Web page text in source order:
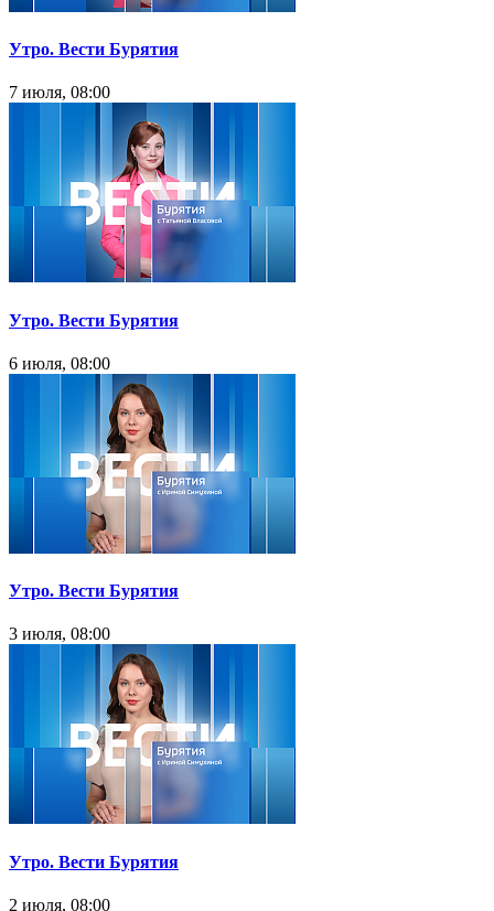
Утро. Вести Бурятия
7 июля, 08:00
Утро. Вести Бурятия
6 июля, 08:00
Утро. Вести Бурятия
3 июля, 08:00
Утро. Вести Бурятия
2 июля, 08:00